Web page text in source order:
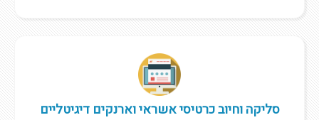
סליקה וחיוב כרטיסי אשראי וארנקים דיגיטליים